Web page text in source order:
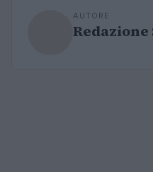
AUTORE